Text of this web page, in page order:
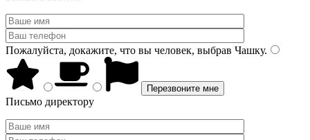
Пожалуйста, докажите, что вы человек, выбрав Чашку.
Письмо директору